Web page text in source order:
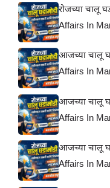
रोजच्या चालू
Affairs In
आजच्या चालू
Affairs In
आजच्या चालू
Affairs In
आजच्या चालू
Affairs In